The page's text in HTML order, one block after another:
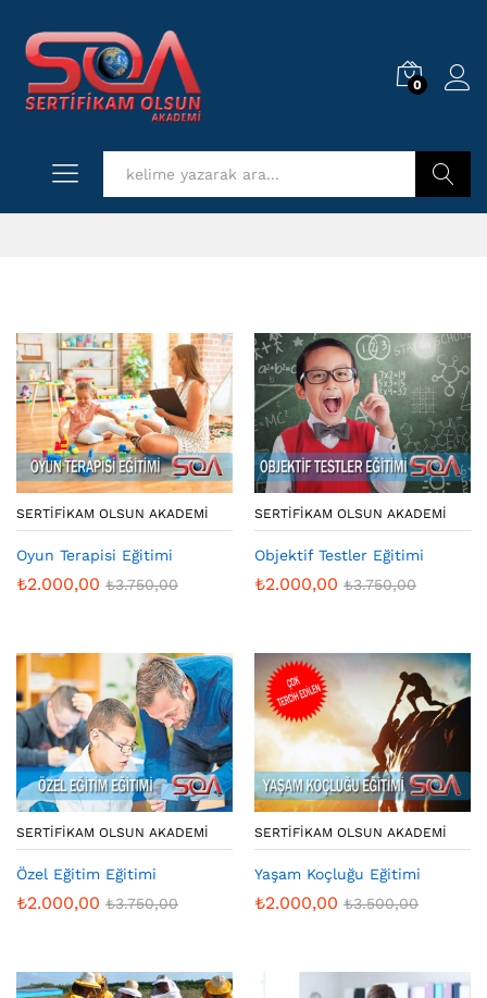
0
SERTIFIKAM OLSUN AKADEMI
Oyun Terapisi Eğitimi
₺2.000,00 ₺3.750,00
SERTIFIKAM OLSUN AKADEMI
Objektif Testler Eğitimi
₺2.000,00 ₺3.750,00
SERTIFIKAM OLSUN AKADEMI
Özel Eğitim Eğitimi
₺2.000,00 ₺3.750,00
SERTIFIKAM OLSUN AKADEMI
Yaşam Koçluğu Eğitimi
₺2.000,00 ₺3.500,00